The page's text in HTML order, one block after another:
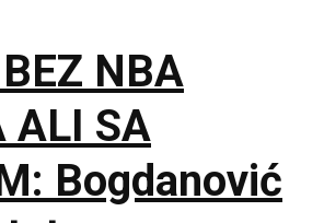
Solunu!
NBA
ALI SA
Bogdanović